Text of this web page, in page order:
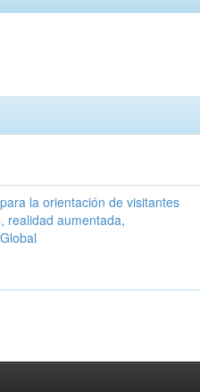
la orientación de visitantes
realidad aumentada,